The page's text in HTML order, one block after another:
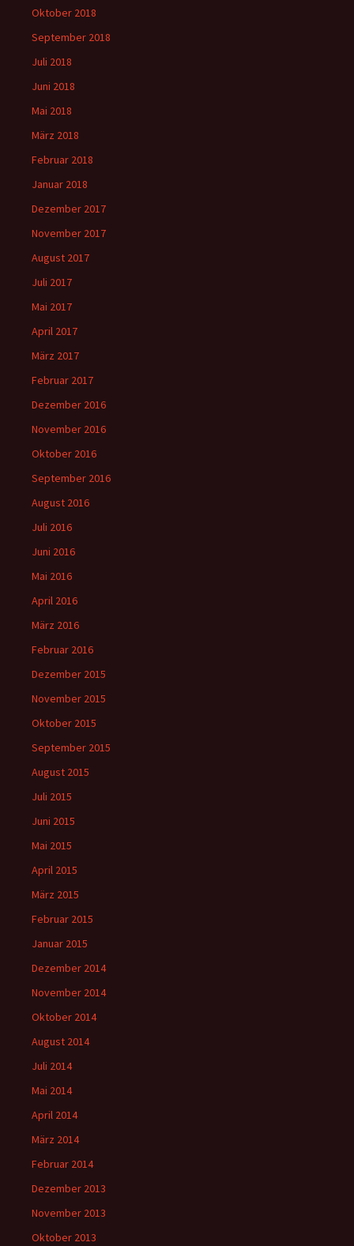
Oktober 2018
September 2018
Juli 2018
Juni 2018
Mai 2018
März 2018
Februar 2018
Januar 2018
Dezember 2017
November 2017
August 2017
Juli 2017
Mai 2017
April 2017
März 2017
Februar 2017
Dezember 2016
November 2016
Oktober 2016
September 2016
August 2016
Juli 2016
Juni 2016
Mai 2016
April 2016
März 2016
Februar 2016
Dezember 2015
November 2015
Oktober 2015
September 2015
August 2015
Juli 2015
Juni 2015
Mai 2015
April 2015
März 2015
Februar 2015
Januar 2015
Dezember 2014
November 2014
Oktober 2014
August 2014
Juli 2014
Mai 2014
April 2014
März 2014
Februar 2014
Dezember 2013
November 2013
Oktober 2013